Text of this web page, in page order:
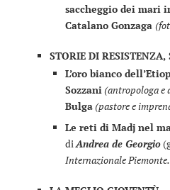
saccheggio dei mari
Catalano Gonzaga
STORIE DI
L’oro bianco
Sozzani(antropologa e
Bulga(pastore e
Le reti di Madj nel
diAndrea de Georgio
Internazionale Piemonte.